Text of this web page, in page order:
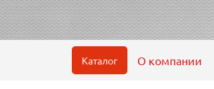
Каталог О компании